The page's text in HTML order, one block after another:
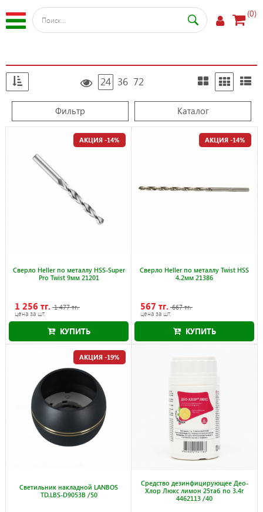
(0)
24 36 72
Фильтр Каталог
Cверло Heller по металлу HSS-Super
Pro Twist 9мм 21201
1 256 тг. 1 477 тг.
цена за шт.
Акция действует до 30.09.2026
АКЦИЯ -14%
КУПИТЬ
Cверло Heller по металлу Twist HSS
4.2мм 21386
567 тг. 667 тг.
цена за шт.
Акция действует до 30.09.2026
АКЦИЯ -14%
КУПИТЬ
Cветильник накладной LANBOS
TD.LBS-D9053B /50
АКЦИЯ -19%
Cредство дезинфицирующее Део-
Хлор Люкс лимон 25таб по 3.4г
4462113 /40